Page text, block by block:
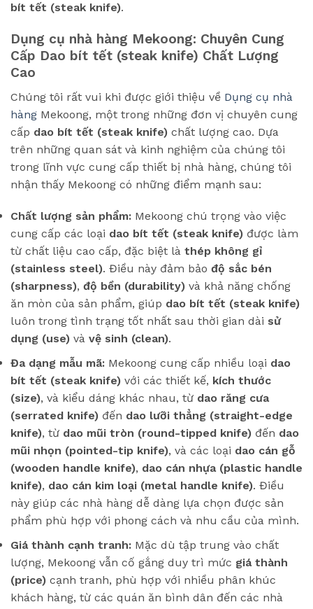
bít tết (steak knife).
Dụng cụ nhà hàng Mekoong: Chuyên Cung
Cấp Dao bít tết (steak knife) Chất Lượng
Cao
Chúng tôi rất vui khi được giới thiệu về Dụng cụ nhà
hàng Mekoong, một trong những đơn vị chuyên cung
cấp dao bít tết (steak knife) chất lượng cao. Dựa
trên những quan sát và kinh nghiệm của chúng tôi
trong lĩnh vực cung cấp thiết bị nhà hàng, chúng tôi
nhận thấy Mekoong có những điểm mạnh sau:
Chất lượng sản phẩm: Mekoong chú trọng vào việc
cung cấp các loại dao bít tết (steak knife) được làm
từ chất liệu cao cấp, đặc biệt là thép không gỉ
(stainless steel). Điều này đảm bảo độ sắc bén
(sharpness), độ bền (durability) và khả năng chống
ăn mòn của sản phẩm, giúp dao bít tết (steak knife)
luôn trong tình trạng tốt nhất sau thời gian dài sử
dụng (use) và vệ sinh (clean).
Đa dạng mẫu mã: Mekoong cung cấp nhiều loại dao
bít tết (steak knife) với các thiết kế, kích thước
(size), và kiểu dáng khác nhau, từ dao răng cưa
(serrated knife) đến dao lưỡi thẳng (straight-edge
knife), từ dao mũi tròn (round-tipped knife) đến dao
mũi nhọn (pointed-tip knife), và các loại dao cán gỗ
(wooden handle knife), dao cán nhựa (plastic handle
knife), dao cán kim loại (metal handle knife). Điều
này giúp các nhà hàng dễ dàng lựa chọn được sản
phẩm phù hợp với phong cách và nhu cầu của mình.
Giá thành cạnh tranh: Mặc dù tập trung vào chất
lượng, Mekoong vẫn cố gắng duy trì mức giá thành
(price) cạnh tranh, phù hợp với nhiều phân khúc
khách hàng, từ các quán ăn bình dân đến các nhà